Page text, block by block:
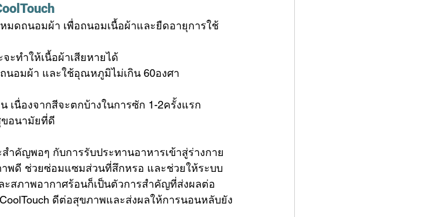
มดถนอมผ้า เพื่อถนอมเนื้อผ้าและยืดอายุการใช้
ะทำให้เนื้อผ้าเสียหายได้
นอมผ้า และใช้อุณหภูมิไม่เกิน 60องศา
นื่องจากสีจะตกบ้างในการซัก 1-2ครั้งแรก
ขอนามัยที่ดี
ำคัญพอๆ กับการรับประทานอาหารเข้าสู่ร่างกาย
พดี ช่วยซ่อมแซมส่วนที่สึกหรอ และช่วยให้ระบบ
ะสภาพอากาศร้อนก็เป็นตัวการสำคัญที่ส่งผลต่อ
ดีต่อสุขภาพและส่งผลให้การนอนหลับยัง